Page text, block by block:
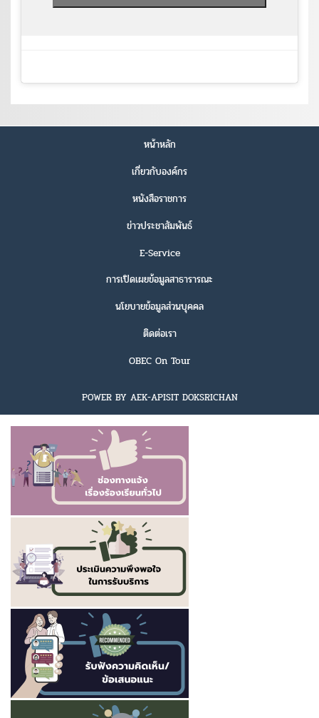
หน้าหลัก
เกี่ยวกับองค์กร
หนังสือราชการ
ข่าวประชาสัมพันธ์
E-Service
การเปิดเผยข้อมูลสาธารารณะ
นโยบายข้อมูลส่วนบุคคล
ติดต่อเรา
OBEC On Tour
POWER BY AEK-APISIT DOKSRICHAN